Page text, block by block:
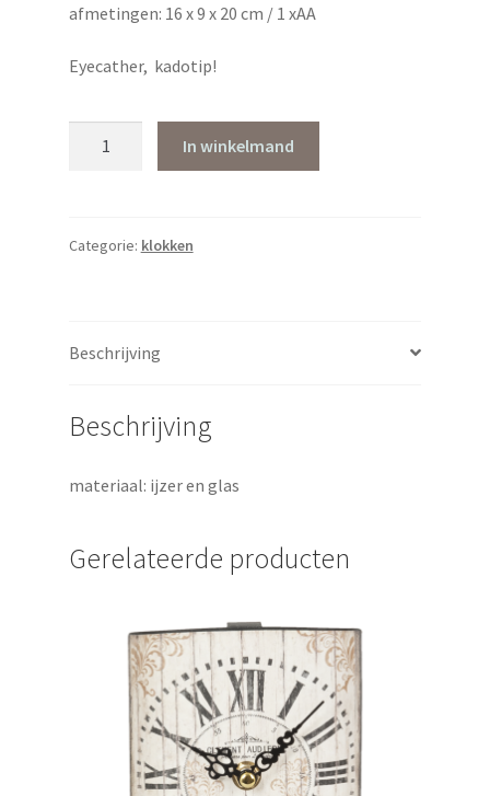
afmetingen: 16 x 9 x 20 cm / 1 xAA
Eyecather, kadotip!
aantal
In winkelmand
Categorie: klokken
Beschrijving
Beschrijving
materiaal: ijzer en glas
Gerelateerde producten